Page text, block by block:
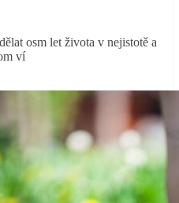
osm let života v nejistotě a
ví